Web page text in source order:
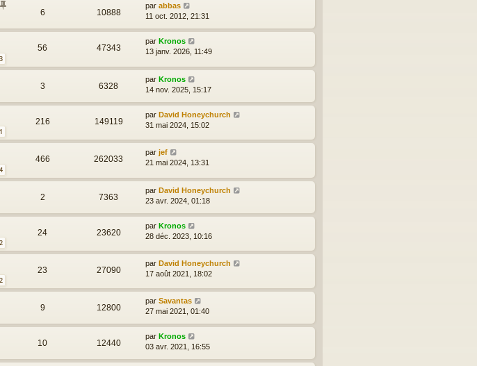
6 10888
par abbas
11 oct. 2012, 21:31
3
56 47343
par Kronos
13 janv. 2026, 11:49
3 6328
par Kronos
14 nov. 2025, 15:17
216 149119
par David Honeychurch
31 mai 2024, 15:02
466 262033
par jef
21 mai 2024, 13:31
2 7363
par David Honeychurch
23 avr. 2024, 01:18
2
24 23620
par Kronos
28 déc. 2023, 10:16
2
23 27090
par David Honeychurch
17 août 2021, 18:02
9 12800
par Savantas
27 mai 2021, 01:40
10 12440
par Kronos
03 avr. 2021, 16:55